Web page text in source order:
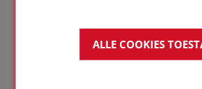
ALLE COOKIES
bouwproject. Dankzij hun
ook vlotter een groter
een toepassing in dit overzicht